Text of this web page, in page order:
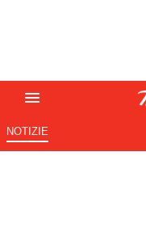
NOTIZIE